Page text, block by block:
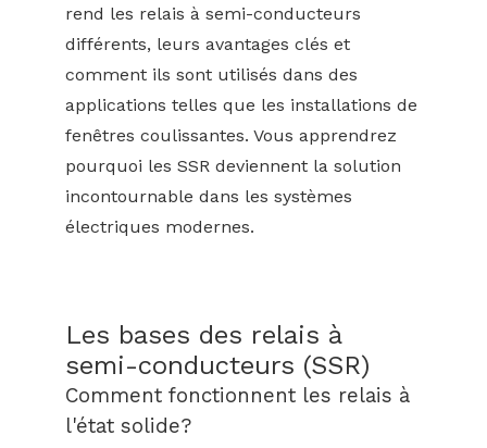
rend les relais à semi-conducteurs
différents, leurs avantages clés et
comment ils sont utilisés dans des
applications telles que les installations de
fenêtres coulissantes. Vous apprendrez
pourquoi les SSR deviennent la solution
incontournable dans les systèmes
électriques modernes.
Les bases des relais à
semi-conducteurs (SSR)
Comment fonctionnent les relais à
l'état solide?